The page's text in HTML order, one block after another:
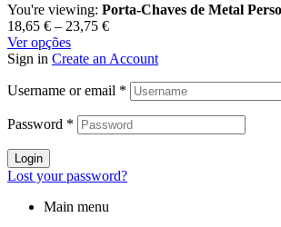
You're viewing: Porta-Chaves de Metal
18,65 € – 23,75 €
Ver opções
Sign in Create an Account
Username or email *
Password *
Login
Lost your password?
Main menu